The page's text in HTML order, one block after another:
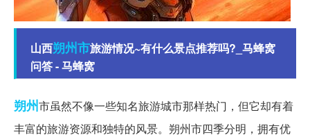
山西朔州市旅游情况~有什么景点推荐吗?_马蜂窝
问答 - 马蜂窝
朔州市虽然不像一些知名旅游城市那样热门，但它却有着
丰富的旅游资源和独特的风景。朔州市四季分明，拥有优